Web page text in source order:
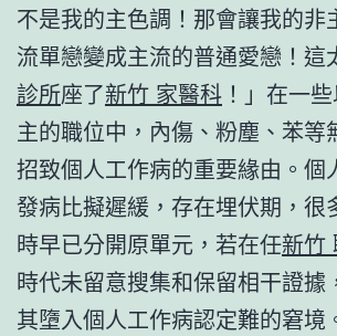
不是我的主色調！那會讓我的非
流單戀變成主流的普通愛戀！這
診所座了新竹 家醫科 ！」在一
主的職位中，內傷、粉塵、苯等
招致個人工作病的重要緣由。個
發病比擬遲緩，存在埋伏期，很
時早已分開原單元，若在任新竹
時代未留意搜集和保留相干證據
其墮入個人工作病認定難的窘境